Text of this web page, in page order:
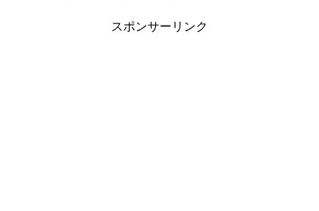
スポンサーリンク